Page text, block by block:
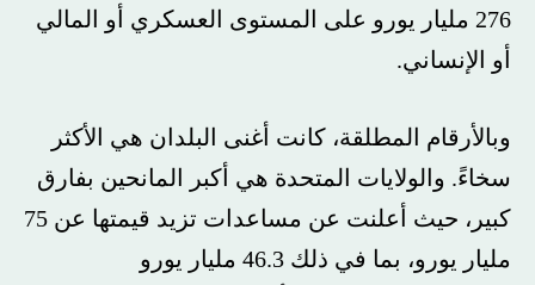
276 مليار يورو على المستوى العسكري أو المالي
أو الإنساني.
وبالأرقام المطلقة، كانت أغنى البلدان هي الأكثر
سخاءً. والولايات المتحدة هي أكبر المانحين بفارق
كبير، حيث أعلنت عن مساعدات تزيد قيمتها عن 75
مليار يورو، بما في ذلك 46.3 مليار يورو